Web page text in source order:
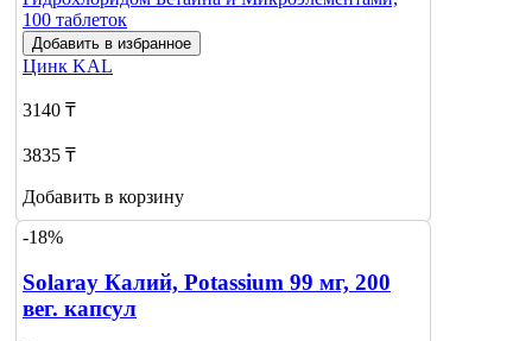
Добавить в избранное
Цинк KAL
3140 ₸
3835 ₸
Добавить в корзину
-18%
Solaray Калий, Potassium 99 мг, 200
вег. капсул